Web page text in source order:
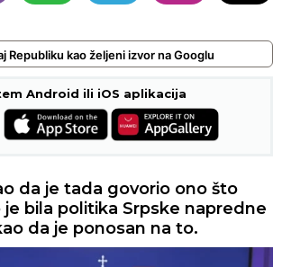
Republiku kao željeni izvor na Googlu
Android ili iOS aplikacija
da je tada govorio ono što
je bila politika Srpske napredne
da je ponosan na to.